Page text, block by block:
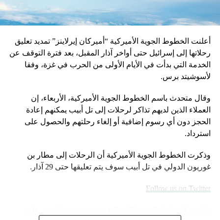
أعلنت الخطوط الجوية الأميركية “أميركان إيرلاينز” تمديد تعليق
رحلاتها إلى إسرائيل حتى أواخر آذار المقبل، بعد فترة التوقف عن
الخدمة التي بدأت في الأيام الأولى من الحرب في غزة، وفقا
لأسوشيتد برس.
وقال متحدث باسم الخطوط الجوية الأميركية، الأربعاء، إن
العملاء الذين لديهم تذاكر لرحلات إلى تل أبيب يمكنهم إعادة
الحجز دون أي رسوم إضافية أو إلغاء رحلتهم والحصول على
استرداد.
وذكرت الخطوط الجوية الأميركية أن الرحلات إلى مطار بن
غوريون الدولي في تل أبيب سوف يتم تعليقها حتى 29 آذار.
Follow us on Twitter